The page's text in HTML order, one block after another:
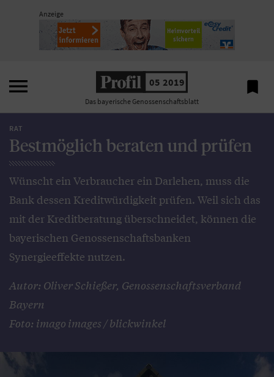
Anzeige
 05 2019
Das bayerische Genossenschaftsblatt

RAT
Bestmöglich beraten und prüfen
Wünscht ein Verbraucher ein Darlehen, muss die
Bank dessen Kreditwürdigkeit prüfen. Weil sich das
mit der Kreditberatung überschneidet, können die
bayerischen Genossenschaftsbanken
Synergieeffekte nutzen.
Autor: Oliver Schießer, Genossenschaftsverband
Bayern
Foto: imago images / blickwinkel